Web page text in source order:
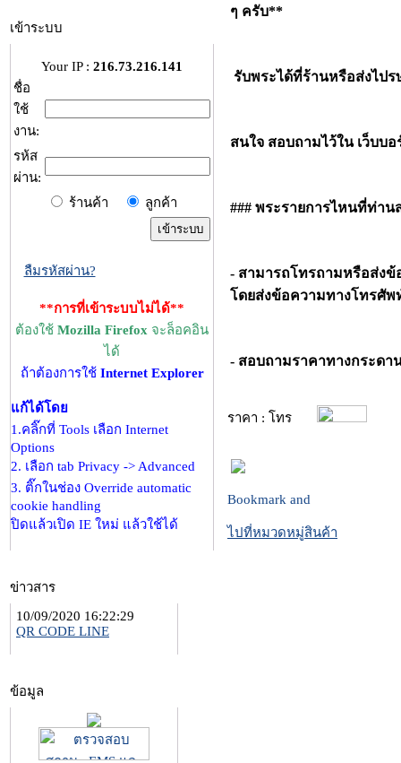
เข้าระบบ
Your IP : 216.73.216.141
ชื่อ
ใช้
งาน:
รห้ส
ผ่าน:
ร้านค้า
ลูกค้า
ลืมรหัสผ่าน?
**การที่เข้าระบบไม่ได้**
ต้องใช้ Mozilla Firefox จะล็อคอิน
ได้
ถ้าต้องการใช้ Internet Explorer
แก้ได้โดย
1.คลิ๊กที่ Tools เลือก Internet
Options
2. เลือก tab Privacy -> Advanced
3. ติ๊กในช่อง Override automatic
cookie handling
ปิดแล้วเปิด IE ใหม่ แล้วใช้ได้
ข่าวสาร
10/09/2020 16:22:29
QR CODE LINE
ข้อมูล
ๆ ครับ**
รับพระได้ที่ร้านหรือส่งไป
สนใจ สอบถามไว้ใน เว็บบอ
### พระรายการไหนที่ท่าน
- สามารถโทรถามหรือส่งข้
โดยส่งข้อความทางโทรศัพ
- สอบถามราคาทางกระดา
ราคา : โทร
ไปที่หมวดหมู่สินค้า